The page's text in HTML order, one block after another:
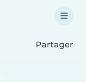
Partager